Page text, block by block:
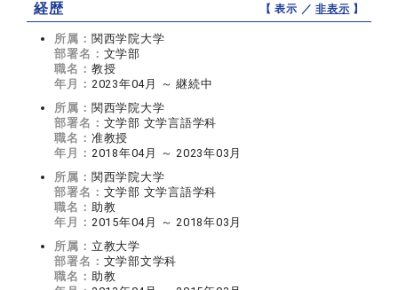
経歴 【 表示 ／非表示 】
所属： 関西学院大学
部署名： 文学部
職名： 教授
年月： 2023年04月 ～ 継続中
所属： 関西学院大学
部署名： 文学部 文学言語学科
職名： 准教授
年月： 2018年04月 ～ 2023年03月
所属： 関西学院大学
部署名： 文学部 文学言語学科
職名： 助教
年月： 2015年04月 ～ 2018年03月
所属： 立教大学
部署名： 文学部文学科
職名： 助教